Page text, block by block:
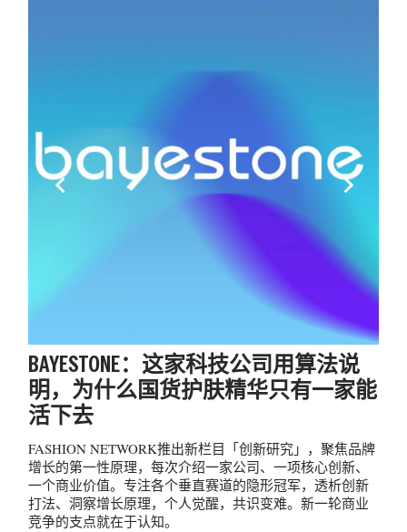
keyboard_arrow_left keyboard_arrow_right
BAYESTONE：这家科技公司用算法说
明，为什么国货护肤精华只有一家能
活下去
FASHION NETWORK推出新栏目「创新研究」，聚焦品牌
增长的第一性原理，每次介绍一家公司、一项核心创新、
一个商业价值。专注各个垂直赛道的隐形冠军，透析创新
打法、洞察增长原理，个人觉醒，共识变难。新一轮商业
竞争的支点就在于认知。